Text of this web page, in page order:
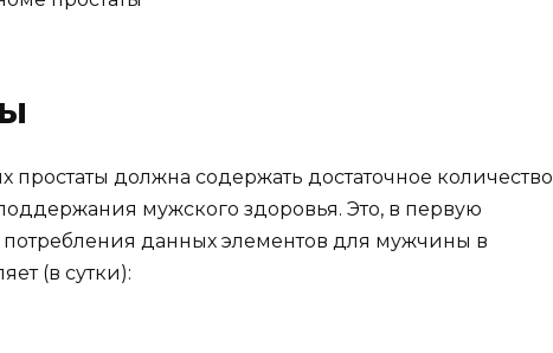
должна содержать достаточное количество
мужского здоровья. Это, в первую
данных элементов для мужчины в
(в сутки):